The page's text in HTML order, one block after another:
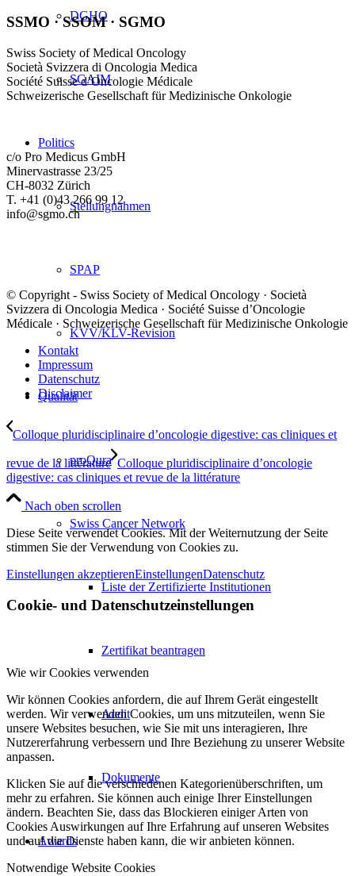
DGHO
SGAIM
Politics
Stellungnahmen
SPAP
KVV/KLV-Revision
Qualität
proQura
Swiss Cancer Network
Liste der Zertifizierte Institutionen
Zertifikat beantragen
Audit
Dokumente
Awards
SSMO · SSOM · SGMO
Swiss Society of Medical Oncology
Società Svizzera di Oncologia Medica
Société Suisse d’Oncologie Médicale
Schweizerische Gesellschaft für Medizinische Onkologie
c/o Pro Medicus GmbH
Minervastrasse 23/25
CH-8032 Zürich
T. +41 (0)43 266 99 12
info@sgmo.ch
© Copyright - Swiss Society of Medical Oncology · Società
Svizzera di Oncologia Medica · Société Suisse d’Oncologie
Médicale · Schweizerische Gesellschaft für Medizinische Onkologie
Kontakt
Impressum
Datenschutz
Disclaimer
Colloque pluridisciplinaire d’oncologie digestive: cas cliniques et
revue de la littérature Colloque pluridisciplinaire d’oncologie
digestive: cas cliniques et revue de la littérature
Nach oben scrollen
Diese Seite verwendet Cookies. Mit der Weiternutzung der Seite
stimmen Sie der Verwendung von Cookies zu.
Einstellungen akzeptierenEinstellungenDatenschutz
Cookie- und Datenschutzeinstellungen
Wie wir Cookies verwenden
Wir können Cookies anfordern, die auf Ihrem Gerät eingestellt
werden. Wir verwenden Cookies, um uns mitzuteilen, wenn Sie
unsere Websites besuchen, wie Sie mit uns interagieren, Ihre
Nutzererfahrung verbessern und Ihre Beziehung zu unserer Website
anpassen.
Klicken Sie auf die verschiedenen Kategorienüberschriften, um
mehr zu erfahren. Sie können auch einige Ihrer Einstellungen
ändern. Beachten Sie, dass das Blockieren einiger Arten von
Cookies Auswirkungen auf Ihre Erfahrung auf unseren Websites
und auf die Dienste haben kann, die wir anbieten können.
Notwendige Website Cookies